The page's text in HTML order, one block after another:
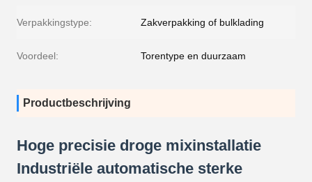
Verpakkingstype: Zakverpakking of bulklading
Voordeel: Torentype en duurzaam
Productbeschrijving
Hoge precisie droge mixinstallatie
Industriële automatische sterke